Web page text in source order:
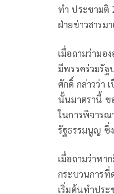
ทำ ประชามติ
ฝ่าย​ข่าวสารม
เมื่อถามว่ามอ
มีพรรคร่วมรัฐ
ศักดิ์​ กล่าวว่า
นั้นมาตรานี้ ข
ในการพิจารณ
รัฐธรรมนูญ​ ซึ่
เมื่อถามว่าหา
กระบวนการที่
เริ่มต้นทำปร